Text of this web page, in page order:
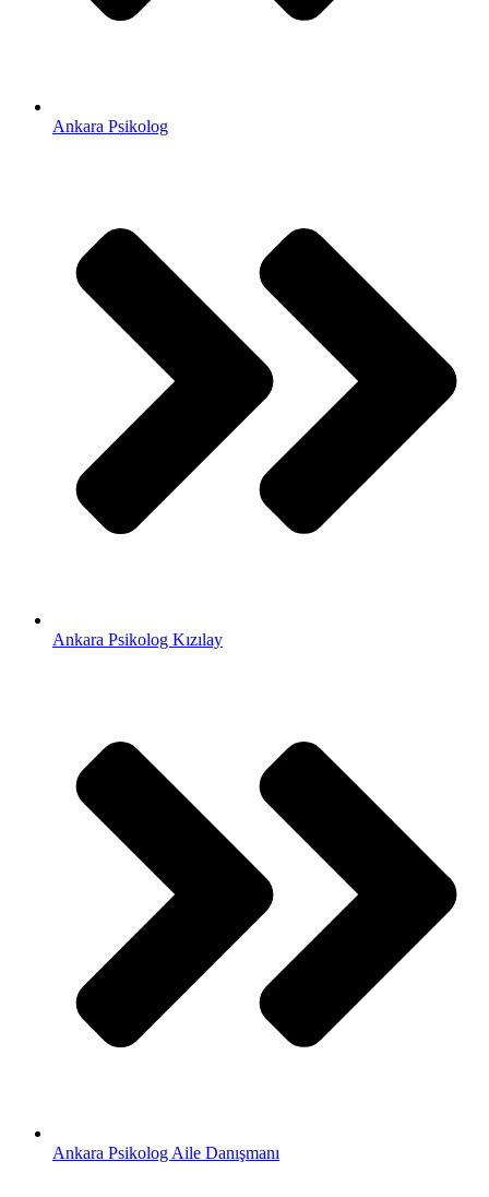
Ankara Psikolog
Ankara Psikolog Kızılay
Ankara Psikolog Aile Danışmanı